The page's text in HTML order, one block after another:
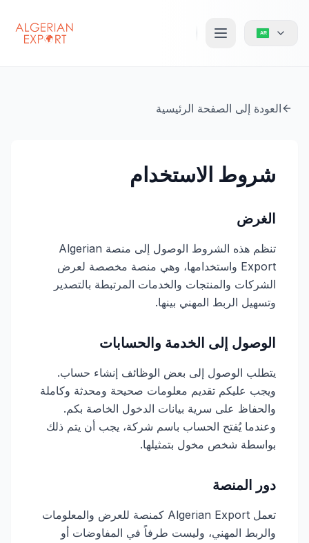
العودة إلى الصفحة الرئيسية
شروط الاستخدام
الغرض
تنظم هذه الشروط الوصول إلى منصة Algerian
Export واستخدامها، وهي منصة مخصصة لعرض
الشركات والمنتجات والخدمات المرتبطة بالتصدير
وتسهيل الربط المهني بينها.
الوصول إلى الخدمة والحسابات
يتطلب الوصول إلى بعض الوظائف إنشاء حساب.
ويجب عليكم تقديم معلومات صحيحة ومحدثة وكاملة
والحفاظ على سرية بيانات الدخول الخاصة بكم.
وعندما يُفتح الحساب باسم شركة، يجب أن يتم ذلك
بواسطة شخص مخول بتمثيلها.
دور المنصة
تعمل Algerian Export كمنصة للعرض والمعلومات
والربط المهني، وليست طرفاً في المفاوضات أو